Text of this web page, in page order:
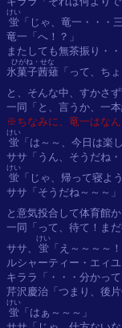
蛍
けい
「じゃ、竜一・・・
竜一「へ！？」
氷菓子茜薙
ひがね・せな
「って、ち
と、そんな中、すかさず
※ちなみに、竜一はなん
蛍
けい
「は～～、今日は楽
蛍
けい
「じゃ、帰って寝よ
ササ「そうだね～～～」
と意気投合して体育館
一同「って、待て！ま
ササ、 蛍
けい
「え～～～～！
ルシャーティー・エィ
キララ「・・・分かっ
蛍
けい
「はぁ～～～」